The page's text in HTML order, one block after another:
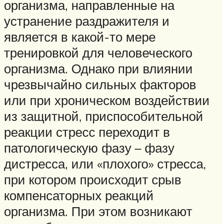
организма, направленные на
устранение раздражителя и
является в какой-то мере
тренировкой для человеческого
организма. Однако при влиянии
чрезвычайно сильных факторов
или при хроническом воздействии
из защитной, приспособительной
реакции стресс переходит в
патологическую фазу – фазу
дистресса, или «плохого» стресса,
при котором происходит срыв
компенсаторных реакций
организма. При этом возникают